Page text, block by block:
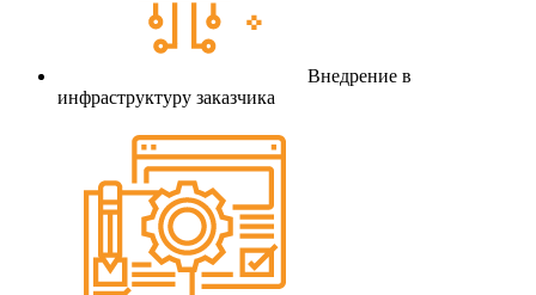
Внедрение в
инфраструктуру заказчика